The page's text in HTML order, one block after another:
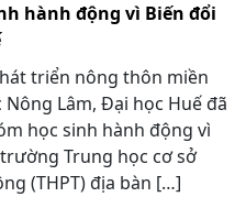
hành động vì Biến đổi
triển nông thôn miền
Lâm, Đại học Huế đã
học sinh hành động vì
Trung học cơ sở
(THPT) địa bàn […]